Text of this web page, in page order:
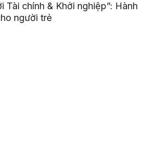
Tài chính & Khởi nghiệp”: Hành
người trẻ